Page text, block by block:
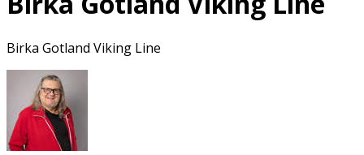
Birka Gotland Viking Line